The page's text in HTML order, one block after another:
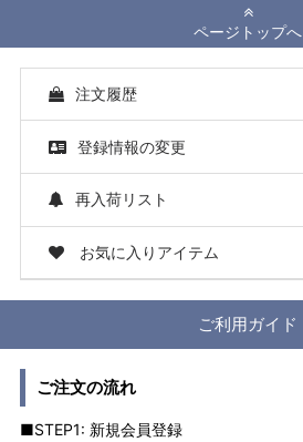
ページトップへ
注文履歴
登録情報の変更
再入荷リスト
お気に入りアイテム
ご利用ガイド
ご注文の流れ
■STEP1: 新規会員登録